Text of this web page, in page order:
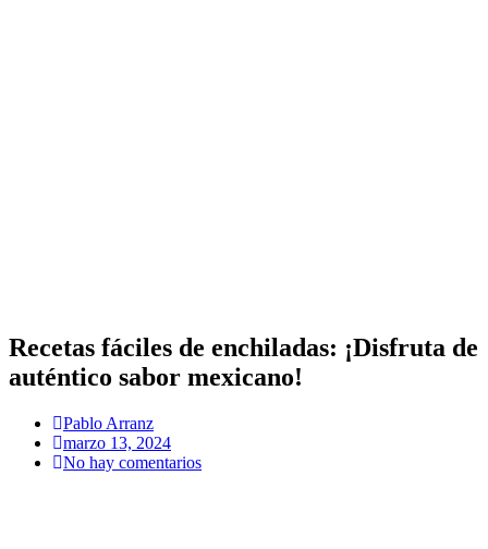
Recetas fáciles de enchiladas: ¡Disfruta de
auténtico sabor mexicano!
Pablo Arranz
marzo 13, 2024
No hay comentarios